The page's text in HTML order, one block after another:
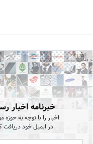
خبرنامه اخبار
اخبار را با توجه به حوزه
در ایمیل خود دریافت